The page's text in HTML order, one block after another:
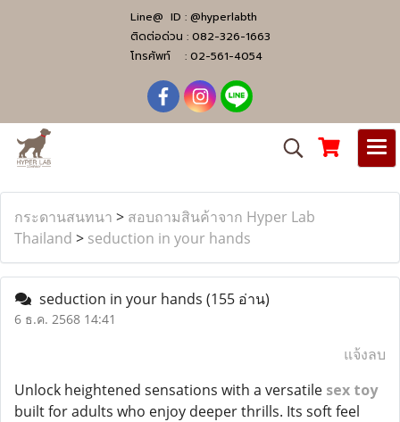
Line@ ID : @hyperlabth
ติดต่อด่วน : 082-326-1663
โทรศัพท์ : 02-561-4054
กระดานสนทนา > สอบถามสินค้าจาก Hyper Lab
Thailand > seduction in your hands
seduction in your hands (155 อ่าน)
6 ธ.ค. 2568 14:41
แจ้งลบ
Unlock heightened sensations with a versatile sex toy
built for adults who enjoy deeper thrills. Its soft feel